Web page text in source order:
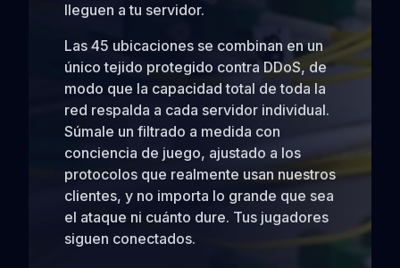
lleguen a tu servidor.
Las 45 ubicaciones se combinan en un
único tejido protegido contra DDoS, de
modo que la capacidad total de toda la
red respalda a cada servidor individual.
Súmale un filtrado a medida con
conciencia de juego, ajustado a los
protocolos que realmente usan nuestros
clientes, y no importa lo grande que sea
el ataque ni cuánto dure. Tus jugadores
siguen conectados.